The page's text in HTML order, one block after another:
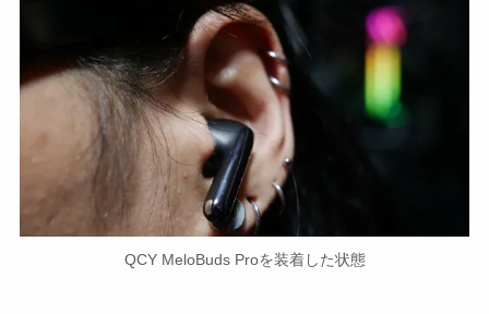
QCY MeloBuds Proを装着した状態